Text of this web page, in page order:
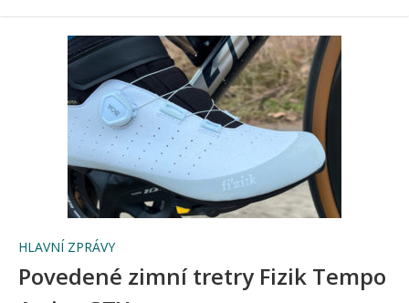
HLAVNÍ ZPRÁVY
Povedené zimní tretry Fizik Tempo